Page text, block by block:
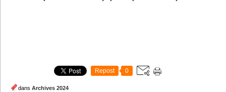
Repost 0
dans Archives 2024